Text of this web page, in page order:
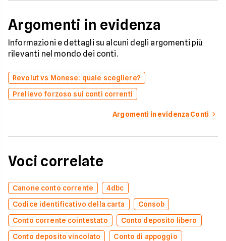
Argomenti in evidenza
Informazioni e dettagli su alcuni degli argomenti più
rilevanti nel mondo dei conti.
Revolut vs Monese: quale scegliere?
Prelievo forzoso sui conti correnti
Argomenti in evidenza Conti
Voci correlate
Canone conto corrente
4dbc
Codice identificativo della carta
Consob
Conto corrente cointestato
Conto deposito libero
Conto deposito vincolato
Conto di appoggio